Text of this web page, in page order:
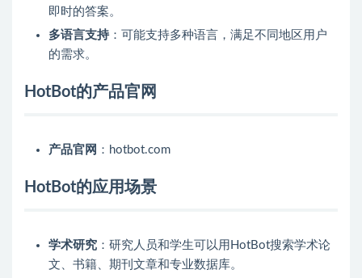
即时的答案。
多语言支持：可能支持多种语言，满足不同地区用户
的需求。
HotBot的产品官网
产品官网 ：hotbot.com
HotBot的应用场景
学术研究 ：研究人员和学生可以用HotBot搜索学术论
文、书籍、期刊文章和专业数据库。